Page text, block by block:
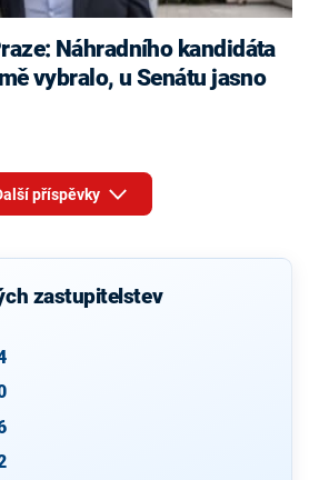
Náhradního kandidáta
vybralo, u Senátu jasno
příspěvky
zastupitelstev